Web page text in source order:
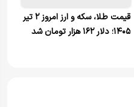
قیمت طلا، سکه و ارز امروز ۲ تیر
۱۴۰۵؛ دلار ۱۶۲ هزار تومان شد